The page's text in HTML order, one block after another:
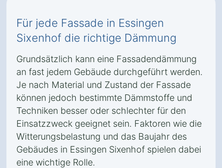
Für jede Fassade in Essingen
Sixenhof die richtige Dämmung
Grundsätzlich kann eine Fassadendämmung
an fast jedem Gebäude durchgeführt werden.
Je nach Material und Zustand der Fassade
können jedoch bestimmte Dämmstoffe und
Techniken besser oder schlechter für den
Einsatzzweck geeignet sein. Faktoren wie die
Witterungsbelastung und das Baujahr des
Gebäudes in Essingen Sixenhof spielen dabei
eine wichtige Rolle.